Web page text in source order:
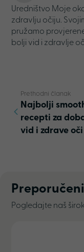
Uredništvo Moje
zdravlju očiju.
pružamo
bolji vid i zdravlje
Prethodni članak
Najbolji
recepti za
vid i zdrave oči
Pogledajte naš